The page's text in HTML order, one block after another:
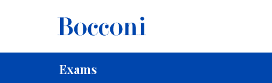
Exams
Home For current Students